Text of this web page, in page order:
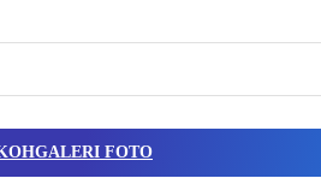
GALERI FOTO